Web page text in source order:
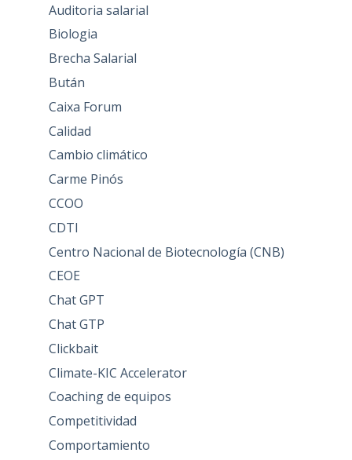
Auditoria salarial
Biologia
Brecha Salarial
Bután
Caixa Forum
Calidad
Cambio climático
Carme Pinós
CCOO
CDTI
Centro Nacional de Biotecnología (CNB)
CEOE
Chat GPT
Chat GTP
Clickbait
Climate-KIC Accelerator
Coaching de equipos
Competitividad
Comportamiento